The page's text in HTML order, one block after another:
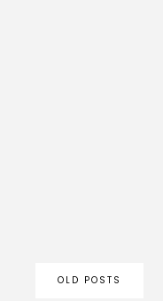
OLD POSTS